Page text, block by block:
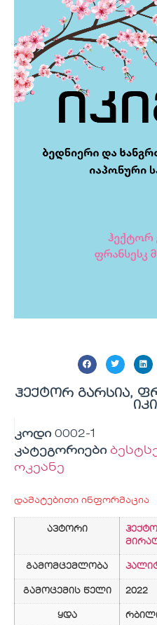
ჰექტორ გარსია,
კოდი 0002-1
კატეგორიები
ოკეანე
დამატებითი ინფორმაცია
ავტორი
გამომცემლობა
გამოცემის წელი 2022
ყდა